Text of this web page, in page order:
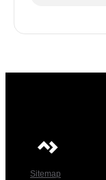
Sitemap